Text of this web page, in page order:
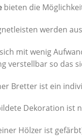
bieten die
werden
mit wenig
verstellbar so das
Bretter ist ein
Dekoration ist
Hölzer ist